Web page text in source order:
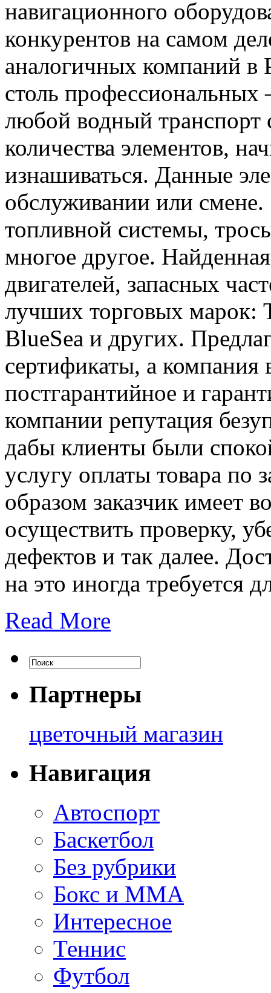
навигационного
конкурентов на самом
аналогичных компаний в
столь
любой водный транспорт
количества элементов,
изнашиваться. Данные
обслуживании или
топливной системы,
многое другое.
двигателей, запасных
лучших торговых марок:
BlueSea и других.
сертификаты, а компания
постгарантийное и
компании репутация
дабы клиенты были
услугу оплаты товара по
образом заказчик имеет
осуществить проверку,
дефектов и так далее.
на это иногда требуется
Read More
Партнеры
цветочный магазин
Навигация
Автоспорт
Баскетбол
Без рубрики
Бокс и ММА
Интересное
Теннис
Футбол